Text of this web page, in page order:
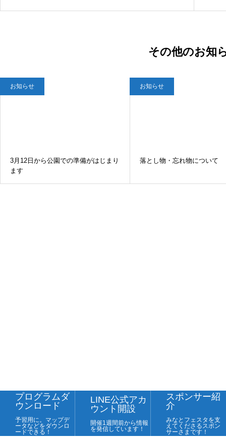
その他のお知
お知らせ
3月12日から公園での準備がはじまり
ます
お知らせ
落とし物・忘れ物について
プログラムダ
ウンロード
予習用に。マップデ
ータなどをダウンロ
ードできる！
LINE公式アカ
ウント開設
開催1週間前から情報
を発信しています！
スポンサー紹
介
みなとフェスタを支
えてくださるスポン
サーさまです！